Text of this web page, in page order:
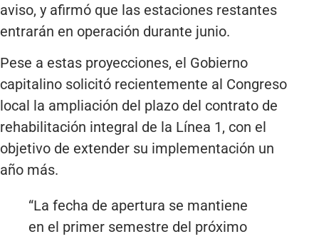
aviso, y afirmó que las estaciones restantes
entrarán en operación durante junio.
Pese a estas proyecciones, el Gobierno
capitalino solicitó recientemente al Congreso
local la ampliación del plazo del contrato de
rehabilitación integral de la Línea 1, con el
objetivo de extender su implementación un
año más.
“La fecha de apertura se mantiene
en el primer semestre del próximo